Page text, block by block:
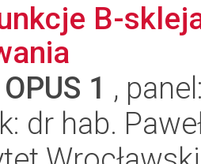
B-
OPUS 1 ,
dr hab.